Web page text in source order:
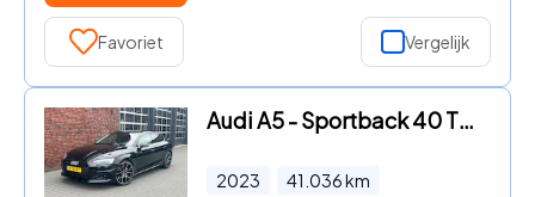
Favoriet Vergelijk
Audi A5 - Sportback 40 TFSI quattro S edition AchteruitrijCam./Adapt.C
2023 41.036km